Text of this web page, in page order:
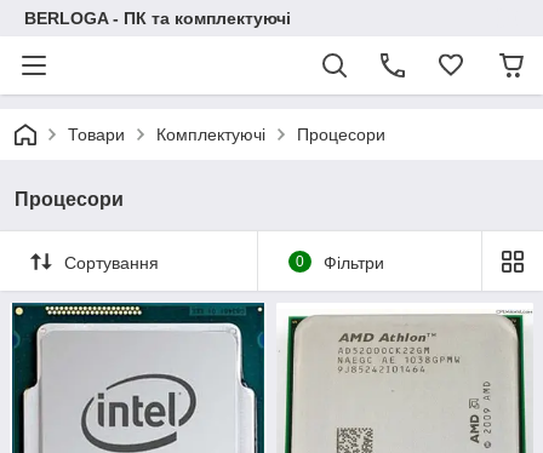
BERLOGA - ПК та комплектуючі
Товари Комплектуючі Процесори
Процесори
Сортування 0 Фільтри